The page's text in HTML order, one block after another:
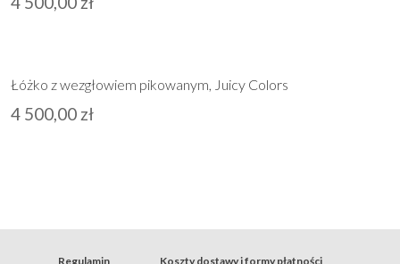
Łóżko z wezgłowiem pikowanym, Juicy Colors
4 500,00 zł
Regulamin Koszty dostawy i formy płatności